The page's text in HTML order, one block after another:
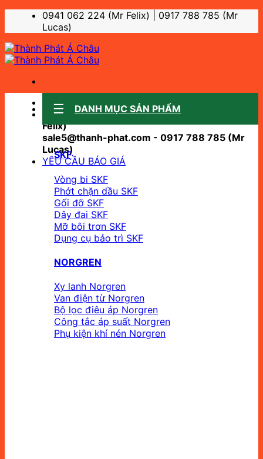
dung
0941 062 224 (Mr Felix) | 0917 788 785 (Mr
Lucas)
Sale support:
sale10@thanh-phat.com - 0941 062 224 (Mr
Felix)
sale5@thanh-phat.com - 0917 788 785 (Mr
Lucas)
YÊU CẦU BÁO GIÁ
DANH MỤC SẢN PHẨM
SKF
Vòng bi SKF
Phớt chặn dầu SKF
Gối đỡ SKF
Dây đai SKF
Mỡ bôi trơn SKF
Dụng cụ bảo trì SKF
NORGREN
Xy lanh Norgren
Van điện từ Norgren
Bộ lọc điêu áp Norgren
Công tắc áp suất Norgren
Phụ kiện khí nén Norgren